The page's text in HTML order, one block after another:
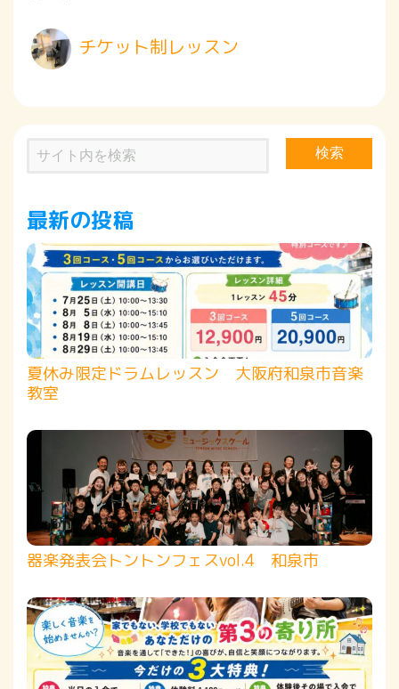
チケット制レッスン
検索
最新の投稿
夏休み限定ドラムレッスン 大阪府和泉市音楽
教室
器楽発表会トントンフェスvol.4 和泉市